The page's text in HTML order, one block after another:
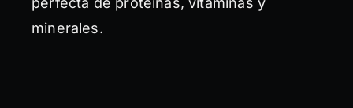
minerales.